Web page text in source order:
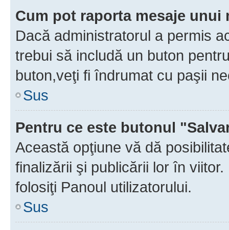
Cum pot raporta mesaje unui
Dacă administratorul a permis
trebui să includă un buton
buton,veţi fi îndrumat cu paşii
Sus
Pentru ce este butonul
Această opţiune vă dă
finalizării şi publicării lor în
folosiţi Panoul utilizatorului.
Sus